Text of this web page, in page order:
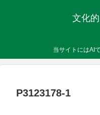
文化
当サイトにはAI
P3123178-1